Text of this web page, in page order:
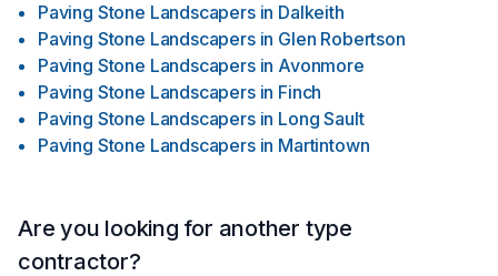
Paving Stone Landscapers in Dalkeith
Paving Stone Landscapers in Glen Robertson
Paving Stone Landscapers in Avonmore
Paving Stone Landscapers in Finch
Paving Stone Landscapers in Long Sault
Paving Stone Landscapers in Martintown
Are you looking for another type
contractor?